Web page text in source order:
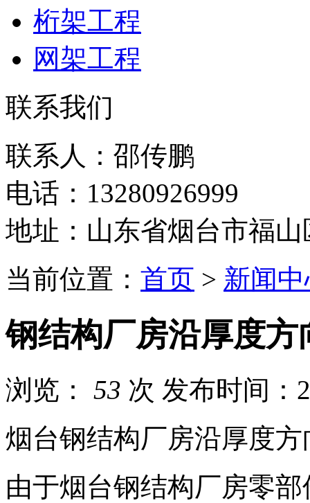
桁架工程
网架工程
联系我们
联系人：邵传鹏
电话：13280926999
地址：山东省烟台市福
当前位置： 首页 > 新闻
钢结构厂房沿厚度
浏览： 53 次 发布时间：
烟台钢结构厂房沿厚度
由于烟台钢结构厂房零